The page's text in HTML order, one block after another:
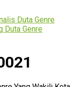
Duta Genre
Duta Genre